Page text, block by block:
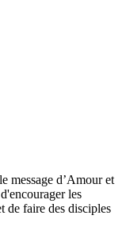
message d’Amour et
les
de faire des disciples